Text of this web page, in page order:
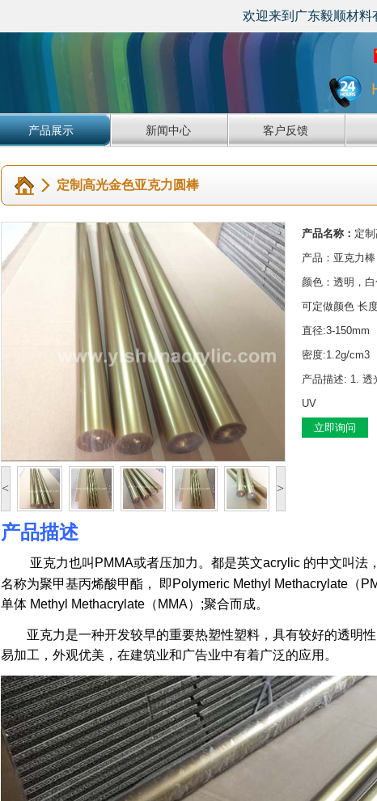
欢迎来到广东毅顺材料有限公司！
产品展示 新闻中心 客户反馈
定制高光金色亚克力圆棒
< >
产品名称： 定
产品：亚克力棒
颜色：透明，
可定做颜色 长
直径:3-150mm
密度:1.2g/cm3
产品描述: 1. 透
UV
立即询问
产品描述
亚克力也叫PMMA或者压加力。都是英文acrylic 的中文叫法
名称为聚甲基丙烯酸甲酯， 即Polymeric Methyl Methacrylate（
单体 Methyl Methacrylate（MMA）;聚合而成。
亚克力是一种开发较早的重要热塑性塑料，具有较好的透明性
易加工，外观优美，在建筑业和广告业中有着广泛的应用。